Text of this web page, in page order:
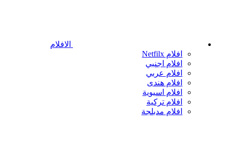
الافلام
افلام Netfilx
افلام اجنبي
افلام عربي
افلام هندى
افلام اسيوية
افلام تركية
افلام مدبلجة